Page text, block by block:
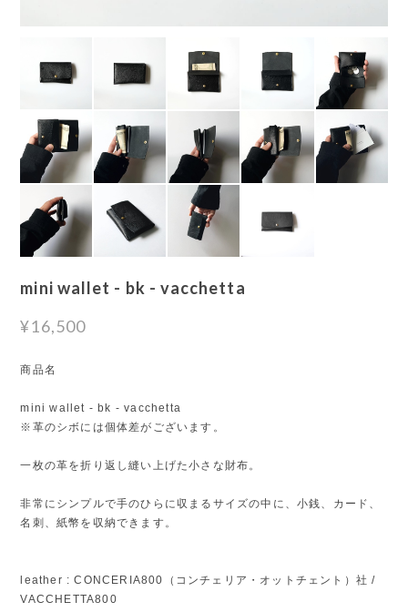
mini wallet - bk - vacchetta
¥16,500
商品名
mini wallet - bk - vacchetta
※革のシボには個体差がございます。
一枚の革を折り返し縫い上げた小さな財布。
非常にシンプルで手のひらに収まるサイズの中に、小銭、カード、
名刺、紙幣を収納できます。
leather : CONCERIA800（コンチェリア・オットチェント）社 /
VACCHETTA800